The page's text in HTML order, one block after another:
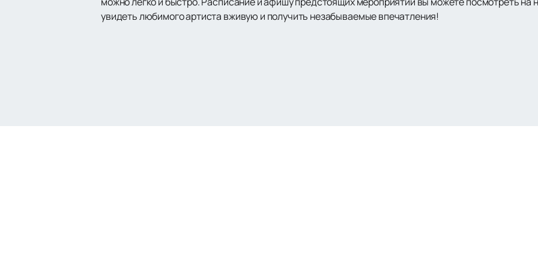
увидеть любимого артиста вживую и получить незабываемые впечатления!